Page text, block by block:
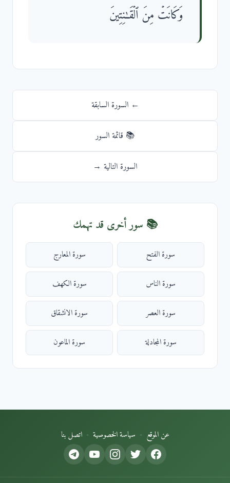
وَكَانَتۡ مِنَ ٱلۡقَـٰنِتِینَ
← السورة السابقة
📚 قائمة السور
السورة التالية →
📚 سور أخرى قد تهمك
سورة الفتح سورة المعارج
سورة الناس سورة الكهف
سورة العصر سورة الانشقاق
سورة المجادلة سورة الماعون
عن الموقع - سياسة الخصوصية - اتصل بنا